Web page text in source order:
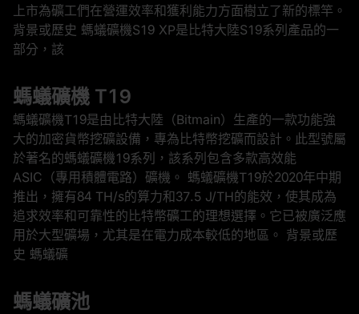
上市為礦工們在營運效率和獲利能力方面樹立了新的標竿。
背景或歷史 螞蟻礦機S19 XP是比特大陸S19系列產品的一
部分，該
螞蟻礦機 T19
螞蟻礦機T19是由比特大陸（Bitmain）生產的一款功能強
大的加密貨幣挖礦設備，專為比特幣挖礦而設計。此型號屬
於著名的螞蟻礦機19系列，該系列包含多款高效能
ASIC（專用積體電路）礦機。 螞蟻礦機T19於2020年中期
推出，擁有84 TH/s的算力和37.5 J/TH的能效，使其成為
追求效率和可靠性的比特幣礦工的理想選擇。它已被廣泛應
用於大型礦場，尤其是在電力成本較低的地區。 背景或歷
史 螞蟻礦
螞蟻礦池